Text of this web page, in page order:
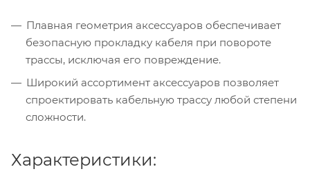
Плавная геометрия аксессуаров обеспечивает
безопасную прокладку кабеля при повороте
трассы, исключая его повреждение.
Широкий ассортимент аксессуаров позволяет
спроектировать кабельную трассу любой степени
сложности.
Характеристики: